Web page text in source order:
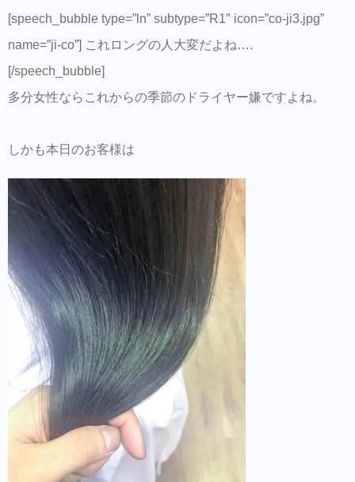
INTERNATIONAL 】 大阪府大阪市東成区大今
里南1-1-19小山今里ビル1階 06-6977-0832
LINE、LINE@,Twitterでも予約、お問い合わ
せできます。【LINE ID ji-co 】【LINE@
MYA9271M】【Twitter @coji79 】 大阪市地
院 #鶴橋 #大阪 #関西 #今里 #トレンザ #ジー
集 #玉造 #japan #photo #fashion #カジュアル
#スタッフ募集 #instagood #girl #cute #ar #ホ
リスティックキュアドライヤー
お待ちの方は一度試してみてください。
SNSプロモーション特化型美容師オンライン
サロン【Routine 】メンバー募集中
[speech_bubble type=”ln” subtype=”R1″ icon=”co-ji3.jpg”
name=”ji-co”] これロングの人大変だよね….
[/speech_bubble]
多分女性ならこれからの季節のドライヤー嫌ですよね。
しかも本日のお客様は